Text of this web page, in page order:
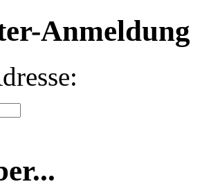
Anmeldung